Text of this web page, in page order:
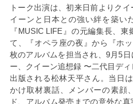
トーク出演は、初来日前よりク
イーンと日本との強い絆を築い
『MUSIC LIFE』の元編集長、
て、『オペラ座の夜』から『ホ
枚のアルバムを担当され、9月5
ー、クイーン追想録 〜二代目デ
出版される松林天平さん。当日
かけ取材裏話、メンバーの素顔
ド、アルバム発売までの意外な